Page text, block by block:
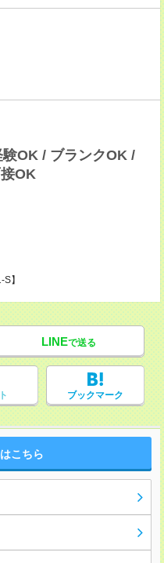
OK / ブランクOK /
OK
】
LINEで送る
ブックマーク
こちら